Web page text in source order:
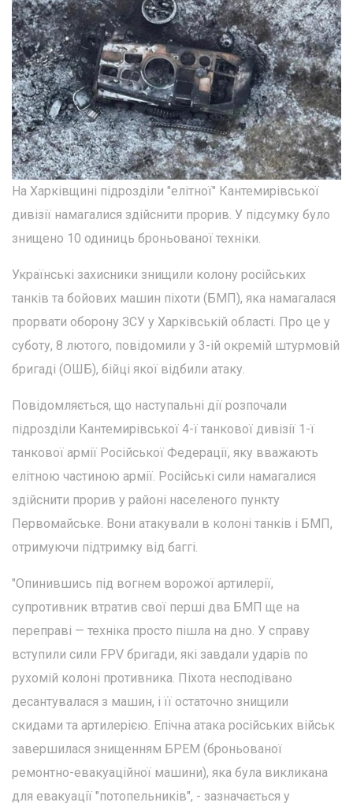
На Харківщині підрозділи "елітної" Кантемирівської
дивізії намагалися здійснити прорив. У підсумку було
знищено 10 одиниць броньованої техніки.
Українські захисники знищили колону російських
танків та бойових машин піхоти (БМП), яка намагалася
прорвати оборону ЗСУ у Харківській області. Про це у
суботу, 8 лютого, повідомили у 3-ій окремій штурмовій
бригаді (ОШБ), бійці якої відбили атаку.
Повідомляється, що наступальні дії розпочали
підрозділи Кантемирівської 4-ї танкової дивізії 1-ї
танкової армії Російської Федерації, яку вважають
елітною частиною армії. Російські сили намагалися
здійснити прорив у районі населеного пункту
Первомайське. Вони атакували в колоні танків і БМП,
отримуючи підтримку від баггі.
"Опинившись під вогнем ворожої артилерії,
супротивник втратив свої перші два БМП ще на
переправі — техніка просто пішла на дно. У справу
вступили сили FPV бригади, які завдали ударів по
рухомій колоні противника. Піхота несподівано
десантувалася з машин, і її остаточно знищили
скидами та артилерією. Епічна атака російських військ
завершилася знищенням БРЕМ (броньованої
ремонтно-евакуаційної машини), яка була викликана
для евакуації "потопельників", - зазначається у